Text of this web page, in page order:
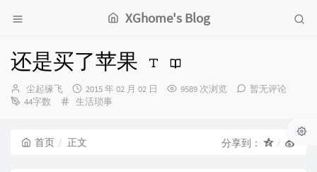
XGhome's Blog
还是买了苹果
博
主：
尘起缘飞
发
布
2015 年 02 月 02 日 9589 次浏览
暂无评论
44字数
分
生活琐事
首页 正文 分享到：